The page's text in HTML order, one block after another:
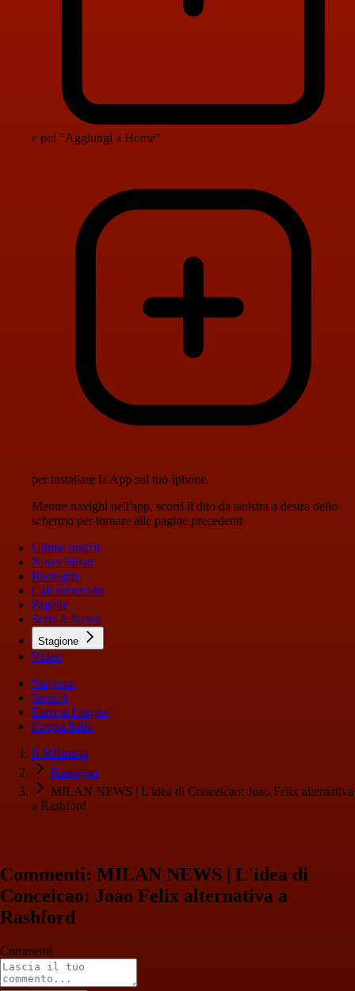
e poi "Aggiungi a Home"
per installare la App sul tuo Iphone.
Mentre navighi nell'app, scorri il dito da sinistra a destra dello
schermo per tornare alle pagine precedenti
Ultime notizie
News Milan
Rassegna
Calciomercato
Pagelle
Serie A News
Stagione
Video
Stagione
Serie A
Europa League
Coppa Italia
Il Milanista
Rassegna
MILAN NEWS | L'idea di Conceicao: Joao Felix alternativa
a Rashford
Commenti: MILAN NEWS | L'idea di
Conceicao: Joao Felix alternativa a
Rashford
Commenti